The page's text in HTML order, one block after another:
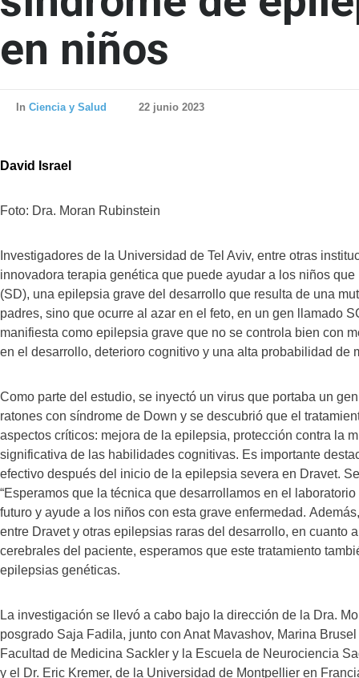
en niños
In Ciencia y Salud 22 junio 2023
David Israel
Foto: Dra. Moran Rubinstein
Investigadores de la Universidad de Tel Aviv, entre otras
innovadora terapia genética que puede ayudar a los niños
(SD), una epilepsia grave del desarrollo que resulta de una
padres, sino que ocurre al azar en el feto, en un gen llamado
manifiesta como epilepsia grave que no se controla bien con
en el desarrollo, deterioro cognitivo y una alta probabilidad de
Como parte del estudio, se inyectó un virus que portaba un
ratones con síndrome de Down y se descubrió que el
aspectos críticos: mejora de la epilepsia, protección contra la
significativa de las habilidades cognitivas. Es importante
efectivo después del inicio de la epilepsia severa en Dravet.
“Esperamos que la técnica que desarrollamos en el
futuro y ayude a los niños con esta grave enfermedad.
entre Dravet y otras epilepsias raras del desarrollo, en cuanto
cerebrales del paciente, esperamos que este tratamiento
epilepsias genéticas.
La investigación se llevó a cabo bajo la dirección de la Dra.
posgrado Saja Fadila, junto con Anat Mavashov, Marina
Facultad de Medicina Sackler y la Escuela de Neurociencia
y el Dr. Eric Kremer, de la Universidad de Montpellier en